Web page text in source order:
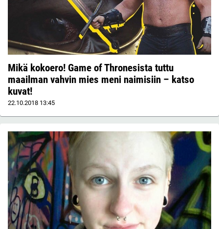
Mikä kokoero! Game of Thronesista tuttu
maailman vahvin mies meni naimisiin – katso
kuvat!
22.10.2018 13:45